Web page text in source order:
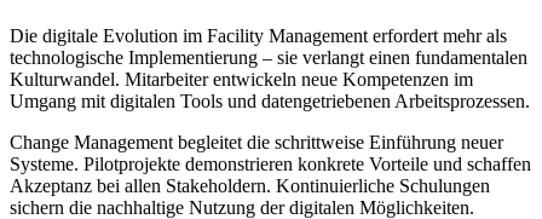
Die digitale Evolution im Facility Management erfordert mehr als
technologische Implementierung – sie verlangt einen fundamentalen
Kulturwandel. Mitarbeiter entwickeln neue Kompetenzen im
Umgang mit digitalen Tools und datengetriebenen Arbeitsprozessen.
Change Management begleitet die schrittweise Einführung neuer
Systeme. Pilotprojekte demonstrieren konkrete Vorteile und schaffen
Akzeptanz bei allen Stakeholdern. Kontinuierliche Schulungen
sichern die nachhaltige Nutzung der digitalen Möglichkeiten.